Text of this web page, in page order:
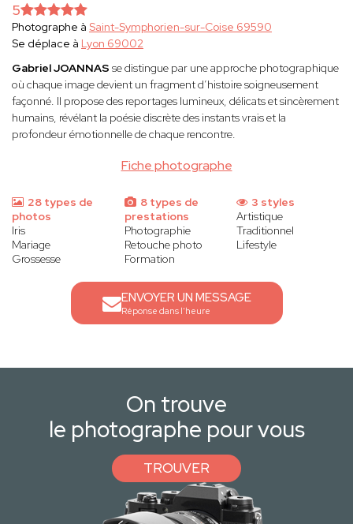
Fiche photographe
5
Photographe à Saint-Symphorien-sur-Coise 69590
Se déplace à Lyon 69002
Gabriel JOANNAS se distingue par une approche photographique
où chaque image devient un fragment d’histoire soigneusement
façonné. Il propose des reportages lumineux, délicats et sincèrement
humains, révélant la poésie discrète des instants vrais et la
profondeur émotionnelle de chaque rencontre.
28 types de
photos
Iris
Mariage
Grossesse
8 types de
prestations
Photographie
Retouche photo
Formation
3 styles
Artistique
Traditionnel
Lifestyle
ENVOYER UN MESSAGE
Réponse dans l'heure
On trouve
le photographe pour vous
TROUVER